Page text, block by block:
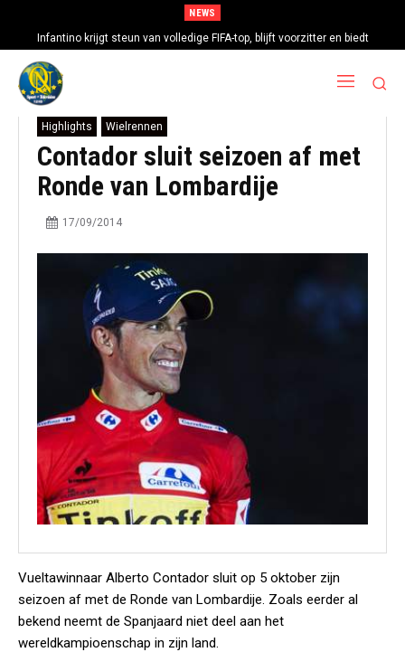
NEWS
Infantino krijgt steun van volledige FIFA-top, blijft voorzitter en biedt
excuses aan
Highlights Wielrennen
Contador sluit seizoen af met
Ronde van Lombardije
17/09/2014
Vueltawinnaar Alberto Contador sluit op 5 oktober zijn
seizoen af met de Ronde van Lombardije. Zoals eerder al
bekend neemt de Spanjaard niet deel aan het
wereldkampioenschap in zijn land.